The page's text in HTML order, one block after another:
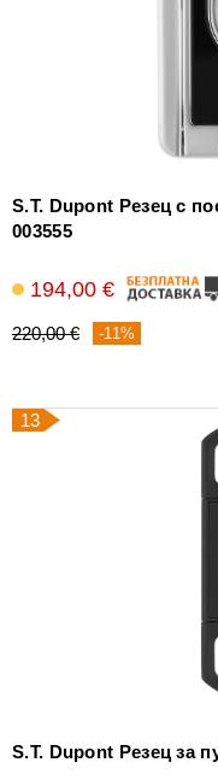
S.T. Dupont Резец с
003555
194,00 €
220,00 € -11%
13
S.T. Dupont Резец за